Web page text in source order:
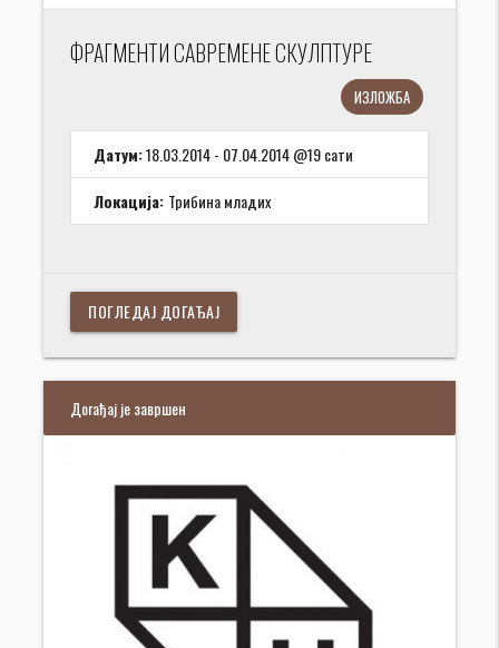
ФРАГМЕНТИ САВРЕМЕНЕ СКУЛПТУРЕ
ИЗЛОЖБА
Датум:18.03.2014 - 07.04.2014 @19 сати
Локација: Трибина младих
ПОГЛЕДАЈ ДОГАЂАЈ
Догађај је завршен